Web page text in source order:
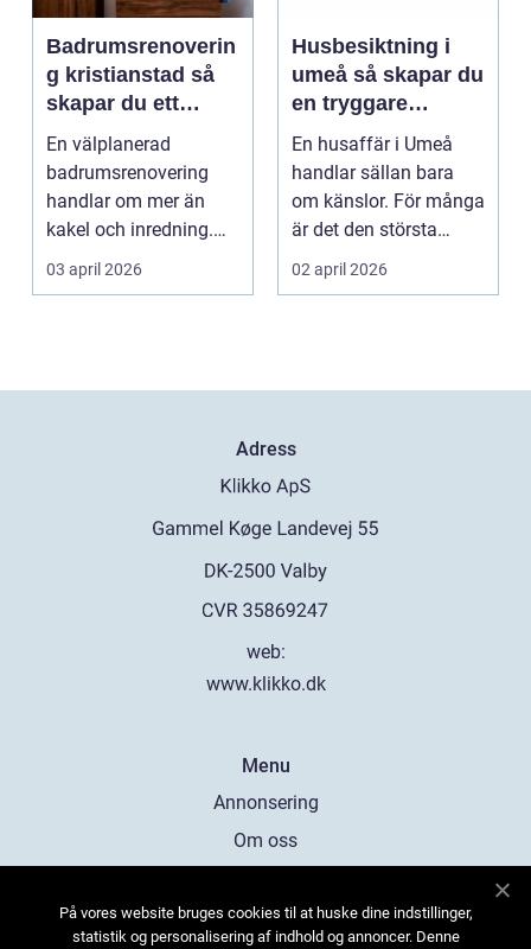
Badrumsrenoverin
g kristianstad så
skapar du ett
funktionellt och
hållbart badrum
En välplanerad
badrumsrenovering
handlar om mer än
kakel och inredning.
För många hushåll
runt Krist...
03 april 2026
Husbesiktning i
umeå så skapar du
en tryggare
bostadsaffär
En husaffär i Umeå
handlar sällan bara
om känslor. För många
är det den största
ekonomiska affären i...
02 april 2026
Adress
web:
www.klikko.dk
Menu
Annonsering
Om oss
Kontakta oss
På vores website bruges cookies til at huske dine indstillinger,
statistik og personalisering af indhold og annoncer. Denne